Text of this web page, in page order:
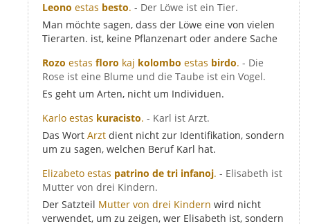
Leono estas besto. - Der Löwe ist ein Tier.
Man möchte sagen, dass der Löwe eine von vielen
Tierarten. ist, keine Pflanzenart oder andere Sache
Rozo estas floro kaj kolombo estas birdo. - Die
Rose ist eine Blume und die Taube ist ein Vogel.
Es geht um Arten, nicht um Individuen.
Karlo estas kuracisto. - Karl ist Arzt.
Das Wort Arzt dient nicht zur Identifikation, sondern
um zu sagen, welchen Beruf Karl hat.
Elizabeto estas patrino de tri infanoj. - Elisabeth ist
Mutter von drei Kindern.
Der Satzteil Mutter von drei Kindern wird nicht
verwendet, um zu zeigen, wer Elisabeth ist, sondern